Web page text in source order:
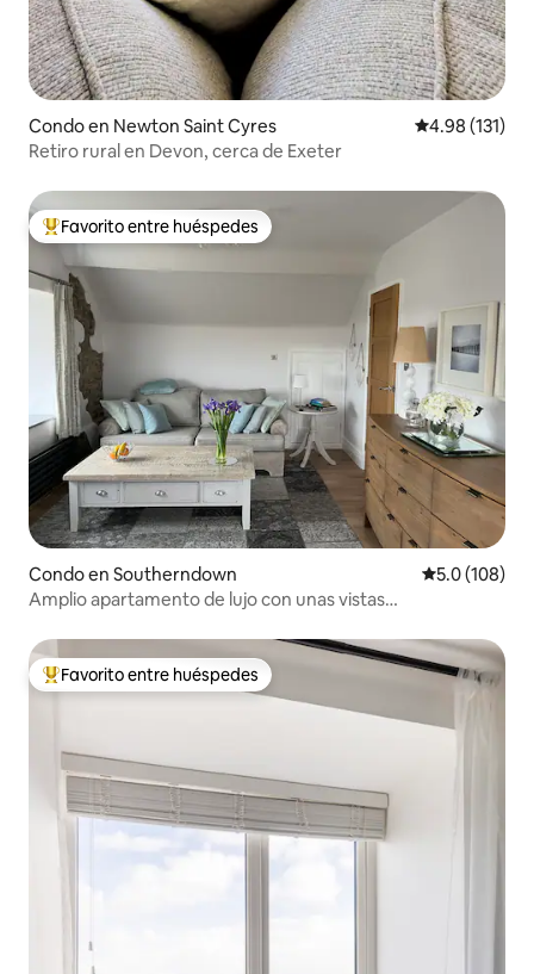
Condo en Newton Saint Cyres Calificación
4.98 (131)
Retiro rural en Devon, cerca de Exeter
Favorito entre huéspedes preferido
Favorito entre huéspedes
Condo en Southerndown Calificación
5.0 (108)
Amplio apartamento de lujo con unas vistas
Favorito entre huéspedes preferido
Favorito entre huéspedes